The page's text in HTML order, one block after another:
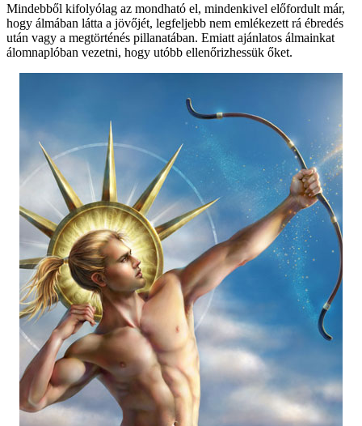
Mindebből kifolyólag az mondható el, mindenkivel előfordult már,
hogy álmában látta a jövőjét, legfeljebb nem emlékezett rá ébredés
után vagy a megtörténés pillanatában. Emiatt ajánlatos álmainkat
álomnaplóban vezetni, hogy utóbb ellenőrizhessük őket.